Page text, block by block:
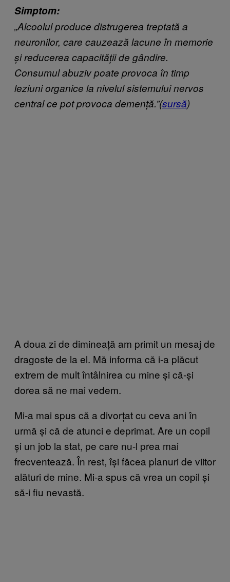
Simptom:
„Alcoolul produce distrugerea treptată a
neuronilor, care cauzează lacune în memorie
și reducerea capacității de gândire.
Consumul abuziv poate provoca în timp
leziuni organice la nivelul sistemului nervos
central ce pot provoca demență.”(sursă)
A doua zi de dimineață am primit un mesaj de
dragoste de la el. Mă informa că i-a plăcut
extrem de mult întâlnirea cu mine și că-și
dorea să ne mai vedem.
Mi-a mai spus că a divorțat cu ceva ani în
urmă și că de atunci e deprimat. Are un copil
și un job la stat, pe care nu-l prea mai
frecventează. În rest, își făcea planuri de viitor
alături de mine. Mi-a spus că vrea un copil și
să-i fiu nevastă.